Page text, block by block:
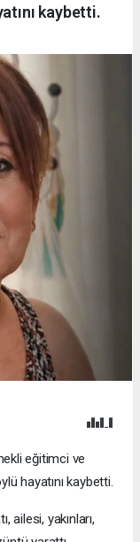
kaybetti.
eğitimci ve
hayatını kaybetti.
ailesi, yakınları,